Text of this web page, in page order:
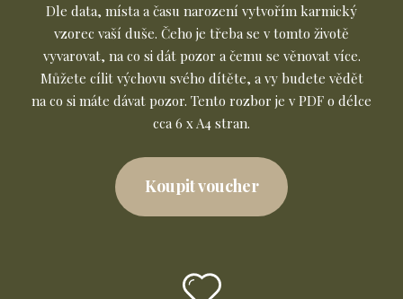
Dle data, místa a času narození vytvořím karmický
vzorec vaší duše. Čeho je třeba se v tomto životě
vyvarovat, na co si dát pozor a čemu se věnovat více.
Můžete cílit výchovu svého dítěte, a vy budete vědět
na co si máte dávat pozor. Tento rozbor je v PDF o délce
cca 6 x A4 stran.
Koupit voucher